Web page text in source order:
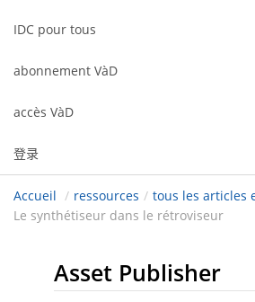
IDC pour tous
abonnement VàD
accès VàD
登录
Accueil / ressources / tous les articles
Le synthétiseur dans le rétroviseur
Asset Publisher